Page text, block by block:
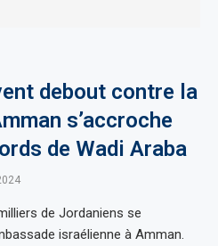
debout contre la
s’accroche
de Wadi Araba
de Jordaniens se
israélienne à Amman.